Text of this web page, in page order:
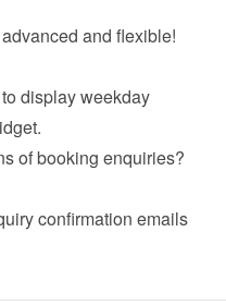
display weekday
of booking enquiries?
confirmation emails